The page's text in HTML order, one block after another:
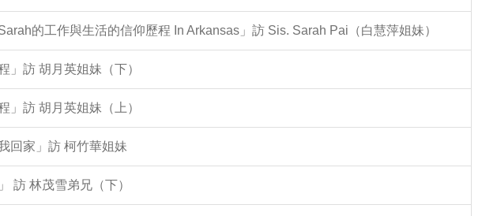
的工作與生活的信仰歷程 In Arkansas」訪 Sis. Sarah Pai（白慧萍姐妹）
」訪 胡月英姐妹（下）
」訪 胡月英姐妹（上）
回家」訪 柯竹華姐妹
訪 林茂雪弟兄（下）